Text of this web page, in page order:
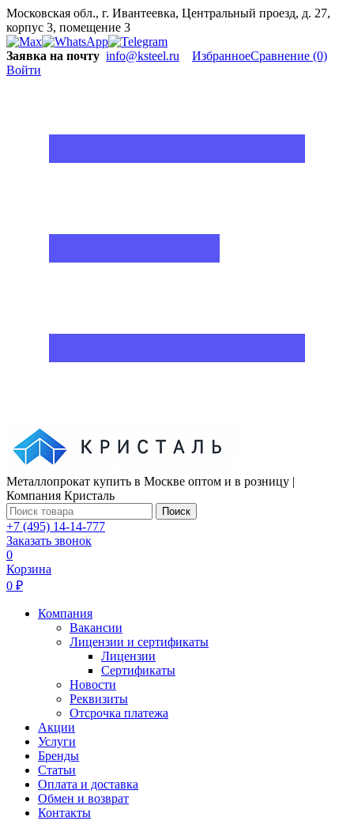
Московская обл., г. Ивантеевка, Центральный проезд, д. 27,
корпус 3, помещение 3
Заявка на почту info@ksteel.ru ИзбранноеСравнение (0)
Войти
Металлопрокат купить в Москве оптом и в розницу |
Компания Кристаль
Поиск
+7 (495) 14-14-777
Заказать звонок
0
Корзина
0 ₽
Компания
Вакансии
Лицензии и сертификаты
Лицензии
Сертификаты
Новости
Реквизиты
Отсрочка платежа
Акции
Услуги
Бренды
Статьи
Оплата и доставка
Обмен и возврат
Контакты